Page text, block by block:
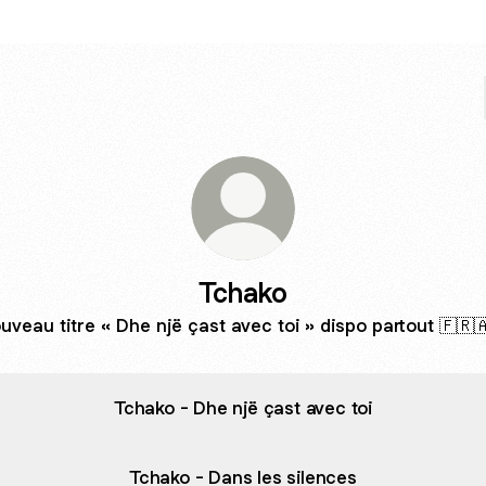
Tchako
titre « Dhe një çast avec toi » dispo partout
Tchako - Dhe një çast avec toi
Tchako - Dans les silences